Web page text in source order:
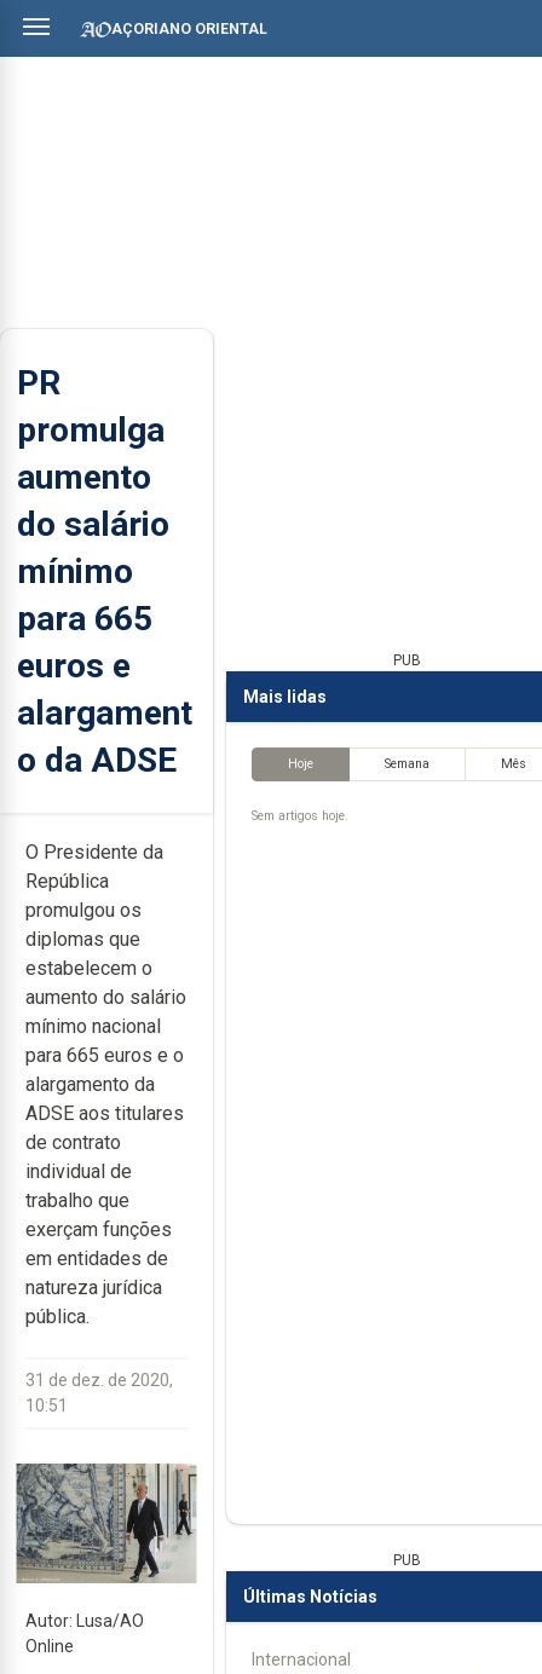
AÇORIANO ORIENTAL
PR
promulga
aumento
do salário
mínimo
para 665
euros e
alargament
o da ADSE
O Presidente da
República
promulgou os
diplomas que
estabelecem o
aumento do salário
mínimo nacional
para 665 euros e o
alargamento da
ADSE aos titulares
de contrato
individual de
trabalho que
exerçam funções
em entidades de
natureza jurídica
pública.
31 de dez. de 2020,
10:51
Autor: Lusa/AO
Online
PUB
Mais lidas
Hoje Semana Mês
Sem artigos hoje.
PUB
Últimas Notícias
Internacional